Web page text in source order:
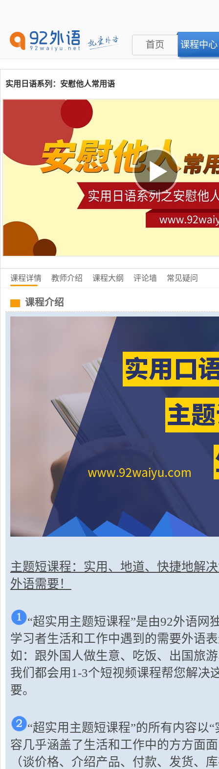
首页 课程中心
实用日语系列：安慰他人常用语
课程详情 教师介绍 课程大纲 评论墙 常见疑问
课程介绍
主题短课程：实用、地道、快捷地解
外语需要！
“超实用主题短课程”是由92外语网
学习者生活和工作中遇到的需要外语
如：跟外国人做生意、吃饭、出国旅
我们都会用1-3个短视频课程帮您解决
要。
“超实用主题短课程”的所有内容以
容几乎涵盖了生活和工作中的方方面
（谈价格、介绍产品、付款、发货、